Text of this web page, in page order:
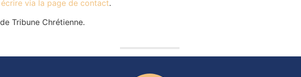
via la page de contact.
Tribune Chrétienne.